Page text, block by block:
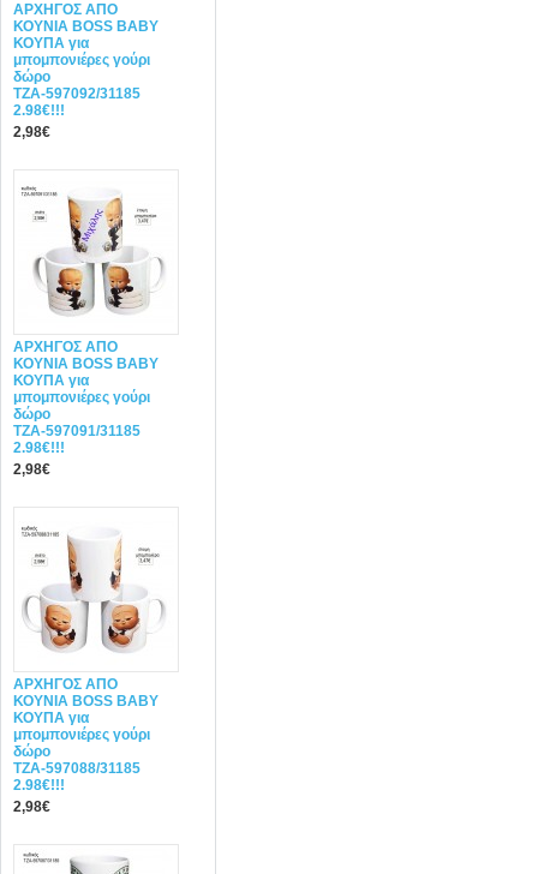
ΑΡΧΗΓΟΣ ΑΠΟ
ΚΟΥΝΙΑ BOSS BABY
ΚΟΥΠΑ για
μπομπονιέρες γούρι
δώρο
ΤΖΑ-597092/31185
2.98€!!!
2,98€
ΑΡΧΗΓΟΣ ΑΠΟ
ΚΟΥΝΙΑ BOSS BABY
ΚΟΥΠΑ για
μπομπονιέρες γούρι
δώρο
ΤΖΑ-597091/31185
2.98€!!!
2,98€
ΑΡΧΗΓΟΣ ΑΠΟ
ΚΟΥΝΙΑ BOSS BABY
ΚΟΥΠΑ για
μπομπονιέρες γούρι
δώρο
ΤΖΑ-597088/31185
2.98€!!!
2,98€